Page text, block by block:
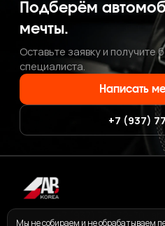
Подберём
мечты.
Оставьте заявку и
специалиста.
Написать
+7 (937)
Мы не собираем и не обрабатываем